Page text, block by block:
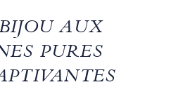
AUX
PURES